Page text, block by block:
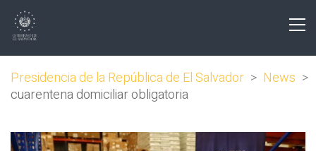
Presidencia de la República de El Salvador > News >
cuarentena domiciliar obligatoria